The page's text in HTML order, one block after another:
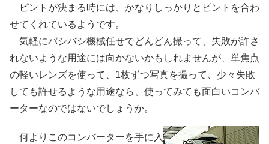
ピントが決まる時には、かなりしっかりとピントを合わ
せてくれているようです。
気軽にバシバシ機械任せでどんどん撮って、失敗が許さ
れないような用途には向かないかもしれませんが、単焦点
の軽いレンズを使って、1枚ずつ写真を撮って、少々失敗
しても許せるような用途なら、使ってみても面白いコンバ
ーターなのではないでしょうか。
何よりこのコンバーターを手に入